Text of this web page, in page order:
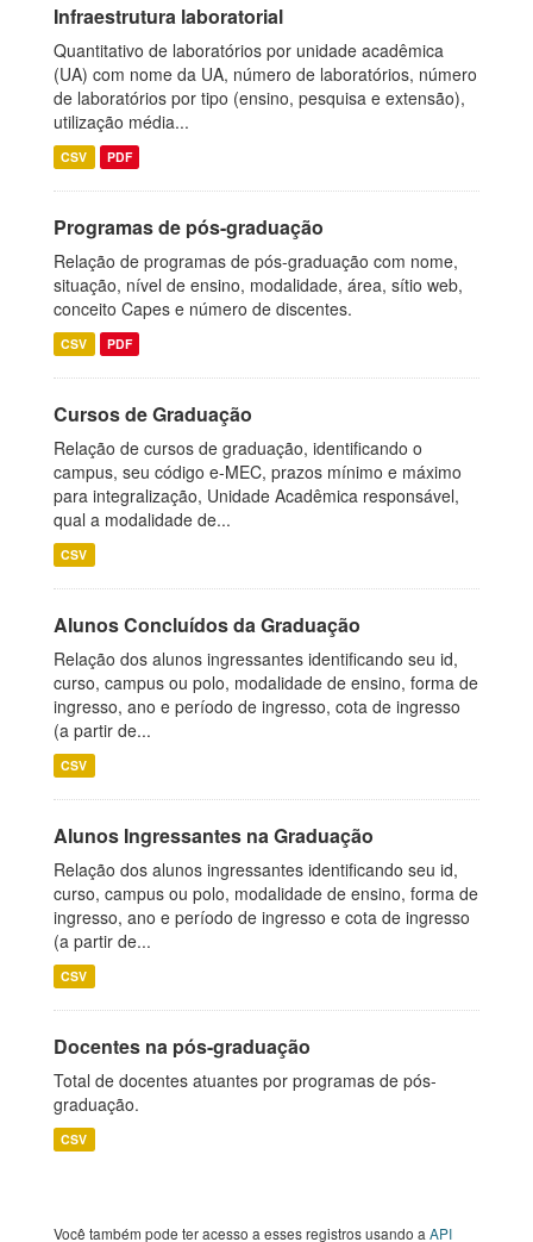
Infraestrutura laboratorial
Quantitativo de laboratórios por unidade acadêmica
(UA) com nome da UA, número de laboratórios, número
de laboratórios por tipo (ensino, pesquisa e extensão),
utilização média...
CSV PDF
Programas de pós-graduação
Relação de programas de pós-graduação com nome,
situação, nível de ensino, modalidade, área, sítio web,
conceito Capes e número de discentes.
CSV PDF
Cursos de Graduação
Relação de cursos de graduação, identificando o
campus, seu código e-MEC, prazos mínimo e máximo
para integralização, Unidade Acadêmica responsável,
qual a modalidade de...
CSV
Alunos Concluídos da Graduação
Relação dos alunos ingressantes identificando seu id,
curso, campus ou polo, modalidade de ensino, forma de
ingresso, ano e período de ingresso, cota de ingresso
(a partir de...
CSV
Alunos Ingressantes na Graduação
Relação dos alunos ingressantes identificando seu id,
curso, campus ou polo, modalidade de ensino, forma de
ingresso, ano e período de ingresso e cota de ingresso
(a partir de...
CSV
Docentes na pós-graduação
Total de docentes atuantes por programas de pós-
graduação.
CSV
Você também pode ter acesso a esses registros usando a API